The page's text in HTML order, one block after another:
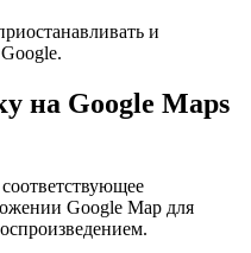
и
на Google Maps
Google Map для